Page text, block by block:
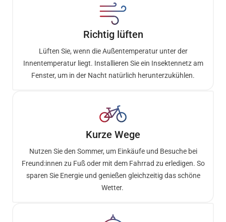
Richtig lüften
Lüften Sie, wenn die Außentemperatur unter der
Innentemperatur liegt. Installieren Sie ein Insektennetz am
Fenster, um in der Nacht natürlich herunterzukühlen.
Kurze Wege
Nutzen Sie den Sommer, um Einkäufe und Besuche bei
Freund:innen zu Fuß oder mit dem Fahrrad zu erledigen. So
sparen Sie Energie und genießen gleichzeitig das schöne
Wetter.